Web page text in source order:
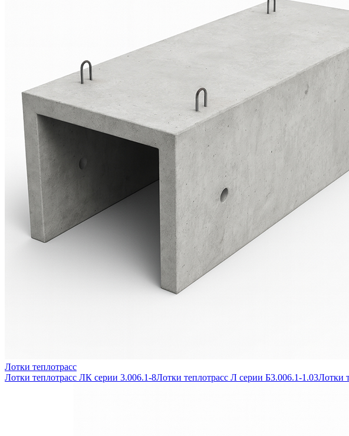
Лотки теплотрасс
Лотки теплотрасс ЛК серии 3.006.1-8Лотки теплотрасс Л серии Б3.006.1-1.03Лотки